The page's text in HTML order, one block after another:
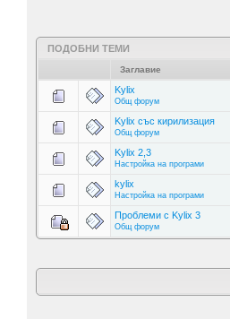
ПОДОБНИ ТЕМИ
Заглавие
Kylix
Общ форум
Kylix със кирилизация
Общ форум
Kylix 2,3
Настройка на програми
kylix
Настройка на програми
Проблеми с Kylix 3
Общ форум